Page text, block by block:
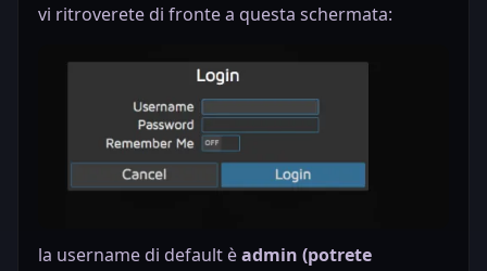
vi ritroverete di fronte a questa schermata:
la username di default èadmin (potrete